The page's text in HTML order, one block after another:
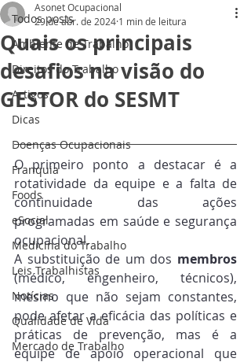
Todos posts
Ambiente de Trabalho
Direitos do Trabalho
Artigos
Dicas
Doenças Ocupacionais
Franquia
Foods
eSocial
Medicina do Trabalho
Leis Trabalhistas
Notícias
Qualidade de Vida
Mercado de Trabalho
Quais os principais
desafios na visão do
GESTOR do SESMT
Asonet Ocupacional
29 de abr. de 2024 1 min de leitura
O primeiro ponto a destacar é a
rotatividade da equipe e a falta de
continuidade das ações
programadas em saúde e segurança
ocupacional.
A substituição de um dos membros
(médico, engenheiro, técnicos),
mesmo que não sejam constantes,
pode afetar a eficácia das políticas e
práticas de prevenção, mas é a
equipe de apoio operacional que